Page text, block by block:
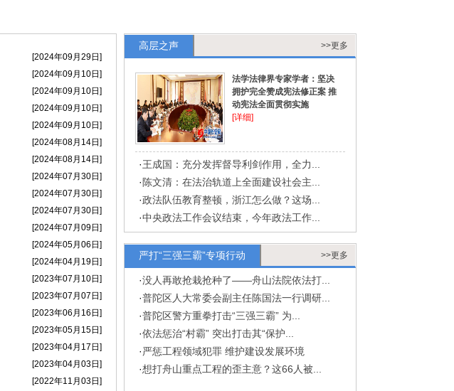
[2024年09月29日]
[2024年09月10日]
[2024年09月10日]
[2024年09月10日]
[2024年09月10日]
[2024年08月14日]
[2024年08月14日]
[2024年07月30日]
[2024年07月30日]
[2024年07月30日]
[2024年07月09日]
[2024年05月06日]
[2024年04月19日]
[2023年07月10日]
[2023年07月07日]
[2023年06月16日]
[2023年05月15日]
[2023年04月17日]
[2023年04月03日]
[2022年11月03日]
高层之声 >>更多
法学法律界专家学者：坚决
拥护完全赞成宪法修正案 推
动宪法全面贯彻实施
[详细]
·王成国：充分发挥督导利剑作用，全力...
· 陈文清：在法治轨道上全面建设社会主...
·政法队伍教育整顿，浙江怎么做？这场...
·中央政法工作会议结束，今年政法工作...
严打“三强三霸”专项行动 >>更多
·没人再敢抢栽抢种了——舟山法院依法打...
·普陀区人大常委会副主任陈国法一行调研...
·普陀区警方重拳打击“三强三霸” 为...
·依法惩治“村霸” 突出打击其“保护...
·严惩工程领域犯罪 维护建设发展环境
·想打舟山重点工程的歪主意？这66人被...